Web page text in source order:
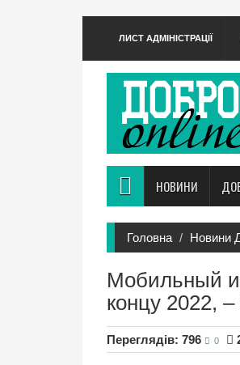
ЛИСТ АДМІНІСТРАЦІЇ
НОВИНИ
Головна Новини
Мобильный
концу 2022,
Переглядів: 796 0